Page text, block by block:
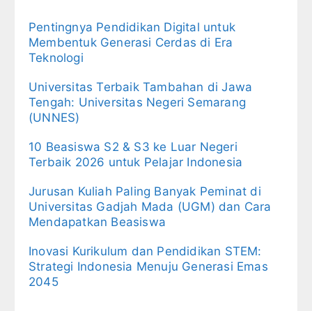
Pentingnya Pendidikan Digital untuk
Membentuk Generasi Cerdas di Era
Teknologi
Universitas Terbaik Tambahan di Jawa
Tengah: Universitas Negeri Semarang
(UNNES)
10 Beasiswa S2 & S3 ke Luar Negeri
Terbaik 2026 untuk Pelajar Indonesia
Jurusan Kuliah Paling Banyak Peminat di
Universitas Gadjah Mada (UGM) dan Cara
Mendapatkan Beasiswa
Inovasi Kurikulum dan Pendidikan STEM:
Strategi Indonesia Menuju Generasi Emas
2045